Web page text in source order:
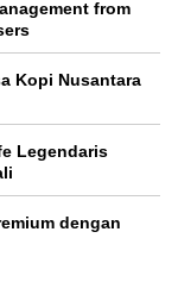
from
Kopi Nusantara
Legendaris
dengan